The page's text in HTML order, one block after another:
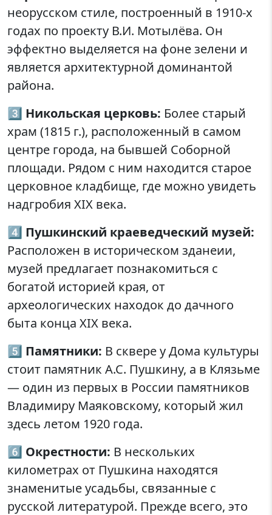
неорусском стиле, построенный в 1910-х
годах по проекту В.И. Мотылёва. Он
эффектно выделяется на фоне зелени и
является архитектурной доминантой
района.
3️⃣ Никольская церковь: Более старый
храм (1815 г.), расположенный в самом
центре города, на бывшей Соборной
площади. Рядом с ним находится старое
церковное кладбище, где можно увидеть
надгробия XIX века.
4️⃣ Пушкинский краеведческий музей:
Расположен в историческом зданеии,
музей предлагает познакомиться с
богатой историей края, от
археологических находок до дачного
быта конца XIX века.
5️⃣ Памятники: В сквере у Дома культуры
стоит памятник А.С. Пушкину, а в Клязьме
— один из первых в России памятников
Владимиру Маяковскому, который жил
здесь летом 1920 года.
6️⃣ Окрестности: В нескольких
километрах от Пушкина находятся
знаменитые усадьбы, связанные с
русской литературой. Прежде всего, это